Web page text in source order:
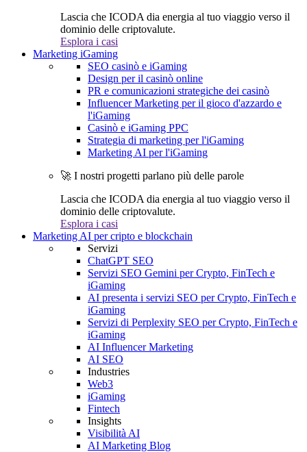
Lascia che ICODA dia energia al tuo viaggio verso il
dominio delle criptovalute.
Esplora i casi
Marketing iGaming
SEO casinò e iGaming
Design per il casinò online
PR e comunicazioni strategiche dei casinò
Influencer Marketing per il gioco d'azzardo e
l'iGaming
Casinò e iGaming PPC
Strategia di marketing per l'iGaming
Marketing AI per l'iGaming
🚀 I nostri progetti parlano più delle parole
Lascia che ICODA dia energia al tuo viaggio verso il
dominio delle criptovalute.
Esplora i casi
Marketing AI per cripto e blockchain
Servizi
ChatGPT SEO
Servizi SEO Gemini per Crypto, FinTech e
iGaming
AI presenta i servizi SEO per Crypto, FinTech e
iGaming
Servizi di Perplexity SEO per Crypto, FinTech e
iGaming
AI Influencer Marketing
AI SEO
Industries
Web3
iGaming
Fintech
Insights
Visibilità AI
AI Marketing Blog